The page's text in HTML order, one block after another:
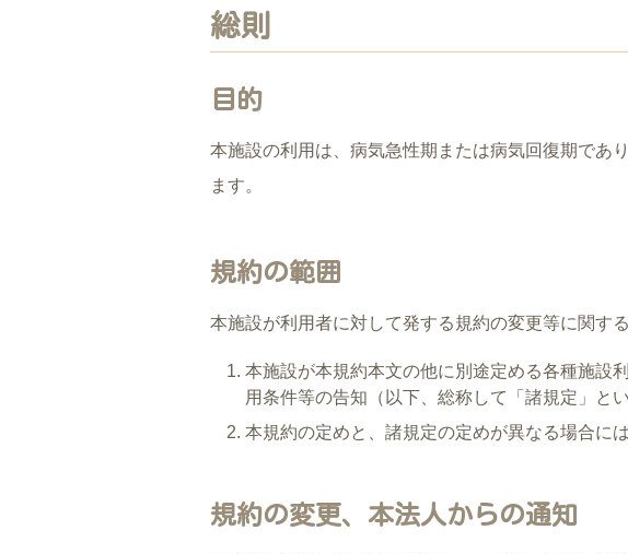
総則
目的
本施設の利用は、病気急性期または病気回復期であ
ます。
規約の範囲
本施設が利用者に対して発する規約の変更等に関す
本施設が本規約本文の他に別途定める各種施設
用条件等の告知（以下、総称して「諸規定」と
本規約の定めと、諸規定の定めが異なる場合に
規約の変更、本法人からの通知